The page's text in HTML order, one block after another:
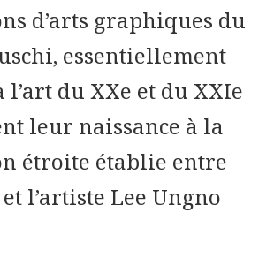
d’arts graphiques du
essentiellement
l’art du XXe et du XXIe
leur naissance à la
étroite établie entre
l’artiste Lee Ungno